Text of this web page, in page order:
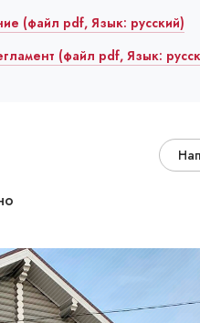
(файл pdf, Язык: русский)
(файл pdf, Язык: